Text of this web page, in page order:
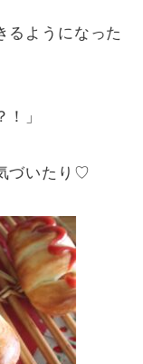
るようになった
」
づいたり♡